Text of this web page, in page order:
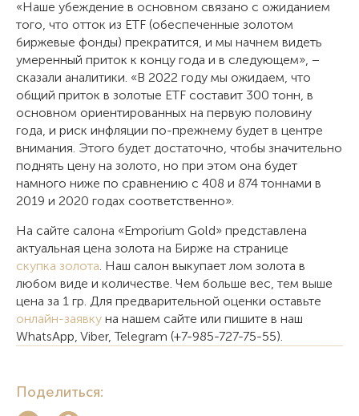
«Наше убеждение в основном связано с ожиданием
того, что отток из ETF (обеспеченные золотом
биржевые фонды) прекратится, и мы начнем видеть
умеренный приток к концу года и в следующем», −
сказали аналитики. «В 2022 году мы ожидаем, что
общий приток в золотые ETF составит 300 тонн, в
основном ориентированных на первую половину
года, и риск инфляции по-прежнему будет в центре
внимания. Этого будет достаточно, чтобы значительно
поднять цену на золото, но при этом она будет
намного ниже по сравнению с 408 и 874 тоннами в
2019 и 2020 годах соответственно».
На сайте салона «Emporium Gold» представлена
актуальная цена золота на Бирже на странице
скупка золота. Наш салон выкупает лом золота в
любом виде и количестве. Чем больше вес, тем выше
цена за 1 гр. Для предварительной оценки оставьте
онлайн-заявку на нашем сайте или пишите в наш
WhatsApp, Viber, Telegram (+7-985-727-75-55).
Поделиться: